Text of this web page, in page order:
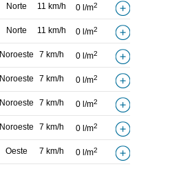
Norte 11 km/h 0 l/m2
Norte 11 km/h 0 l/m2
Noroeste 7 km/h 0 l/m2
Noroeste 7 km/h 0 l/m2
Noroeste 7 km/h 0 l/m2
Noroeste 7 km/h 0 l/m2
Oeste 7 km/h 0 l/m2